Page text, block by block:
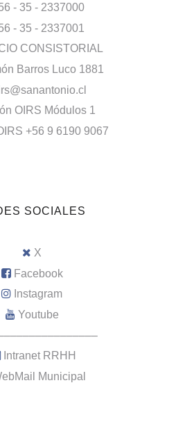
- 35 - 2337000
- 35 - 2337001
CONSISTORIAL
Barros Luco 1881
OIRS Módulos 1
+56 9 6190 9067
SOCIALES
X
Facebook
Instagram
Youtube
Intranet RRHH
Municipal